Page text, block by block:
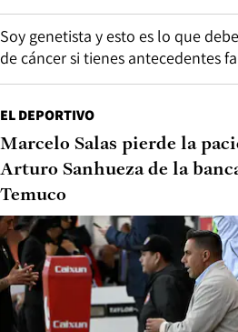
Soy genetista y esto es lo que
de cáncer si tienes antecedentes
EL DEPORTIVO
Marcelo Salas pierde la
Arturo Sanhueza de la
Temuco